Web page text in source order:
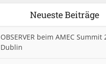
Neueste Beiträge
OBSERVER beim AMEC Summit
Dublin